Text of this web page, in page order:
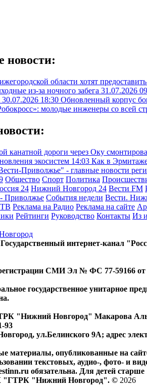
новости:
области хотят
из-за ночного забега 31.07.2026
30.07.2026 18:30 Обновленный корпус
молодые инженеры со всей
канатной дороги через Оку
экосистем 14:03 Как в
Приволжье" - главные новости
Общество Спорт Политика
24 Нижний Новгород 24 Вести FM
Приволжье События недели Вести.
ТВ Реклама на Радио Реклама на сайте
Рейтинги Руководство Контакты Из
интернет-канал
СМИ Эл № ФС 77-59166 от
государственное унитарное
"Нижний Новгород" Макарова
93
ул.Белинского 9А; адрес
материалы, опубликованные на
текстовых, аудио-, фото- и
обязательна. Для детей старше
"Нижний Новгород". © 2026